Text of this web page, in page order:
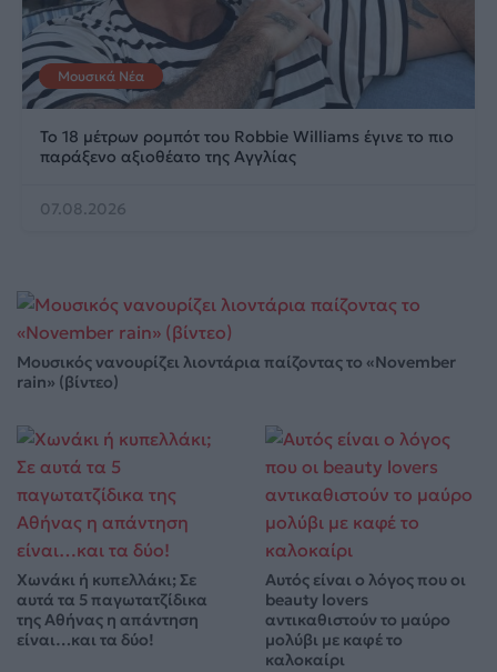
Μουσικά Νέα
Το 18 μέτρων ρομπότ του Robbie Williams έγινε το πιο
παράξενο αξιοθέατο της Αγγλίας
07.08.2026
Μουσικός νανουρίζει λιοντάρια παίζοντας το «November
rain» (βίντεο)
Χωνάκι ή κυπελλάκι; Σε
αυτά τα 5 παγωτατζίδικα
της Αθήνας η απάντηση
είναι…και τα δύο!
Αυτός είναι ο λόγος που οι
beauty lovers
αντικαθιστούν το μαύρο
μολύβι με καφέ το
καλοκαίρι